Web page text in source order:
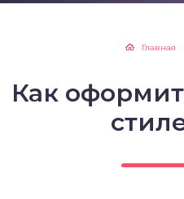
Главная
Как